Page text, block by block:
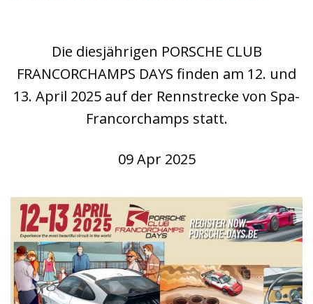
Die diesjährigen PORSCHE CLUB
FRANCORCHAMPS DAYS finden am 12. und
13. April 2025 auf der Rennstrecke von Spa-
Francorchamps statt.
09 Apr 2025